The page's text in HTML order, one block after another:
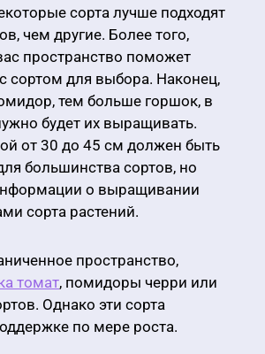
сорта лучше подходят
чем другие. Более того,
пространство поможет
сортом для выбора. Наконец,
тем больше горшок, в
будет их выращивать.
от 30 до 45 см должен быть
большинства сортов, но
о выращивании
сорта растений.
пространство,
томат, помидоры черри или
Однако эти сорта
по мере роста.